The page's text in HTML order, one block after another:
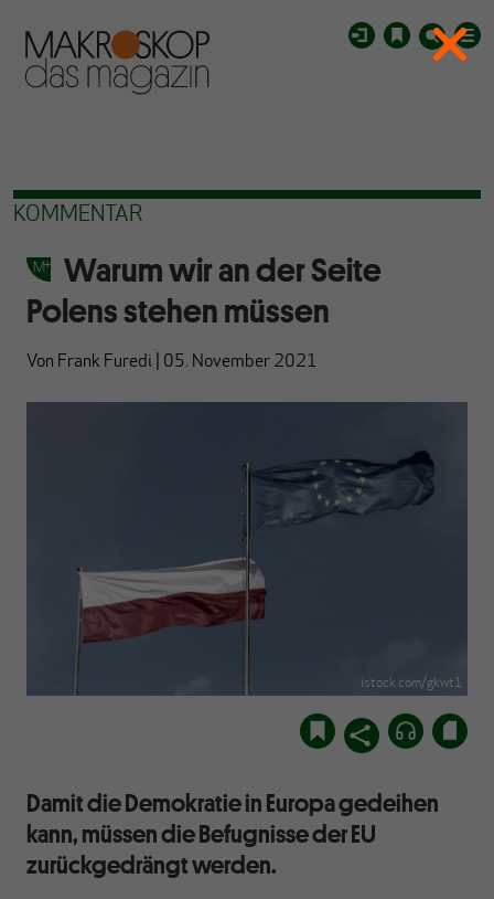
KOMMENTAR
Warum wir an der Seite
Polens stehen müssen
Von Frank Furedi 05. November 2021
istock.com/gkwt1
Damit die Demokratie in Europa gedeihen
kann, müssen die Befugnisse der EU
zurückgedrängt werden.